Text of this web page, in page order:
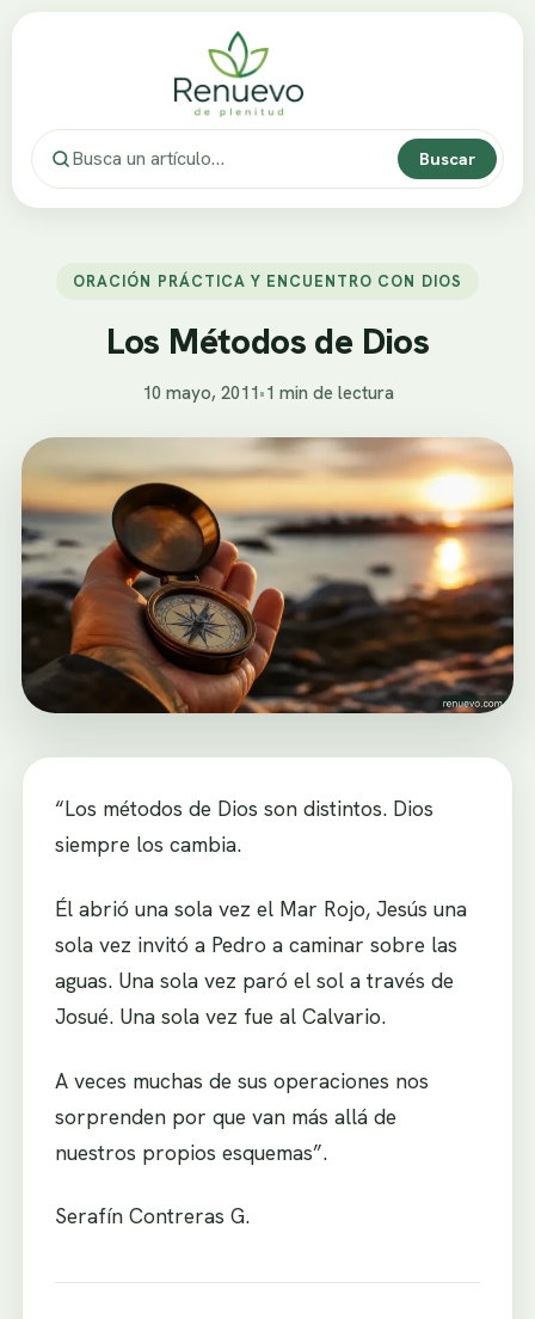
Buscar
ORACIÓN PRÁCTICA Y ENCUENTRO CON DIOS
Los Métodos de Dios
10 mayo, 2011•1 min de lectura
“Los métodos de Dios son distintos. Dios
siempre los cambia.
Él abrió una sola vez el Mar Rojo, Jesús una
sola vez invitó a Pedro a caminar sobre las
aguas. Una sola vez paró el sol a través de
Josué. Una sola vez fue al Calvario.
A veces muchas de sus operaciones nos
sorprenden por que van más allá de
nuestros propios esquemas”.
Serafín Contreras G.